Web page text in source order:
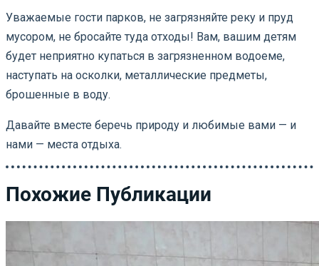
Уважаемые гости парков, не загрязняйте реку и пруд
мусором, не бросайте туда отходы! Вам, вашим детям
будет неприятно купаться в загрязненном водоеме,
наступать на осколки, металлические предметы,
брошенные в воду.
Давайте вместе беречь природу и любимые вами — и
нами — места отдыха.
Похожие Публикации